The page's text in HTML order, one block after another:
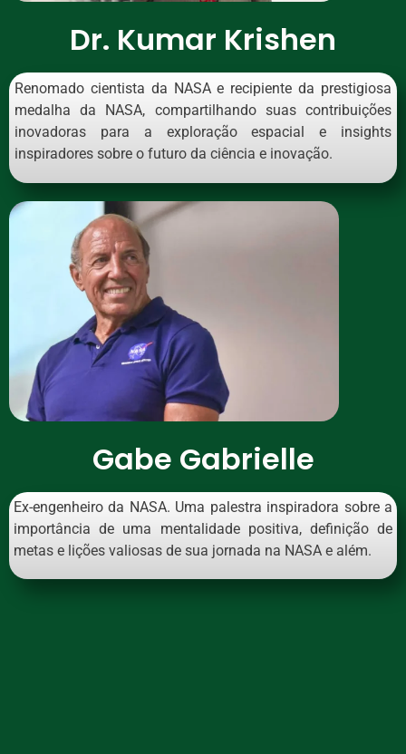
Dr. Kumar Krishen
Renomado cientista da NASA e recipiente da prestigiosa
medalha da NASA, compartilhando suas contribuições
inovadoras para a exploração espacial e insights
inspiradores sobre o futuro da ciência e inovação.
Gabe Gabrielle
Ex-engenheiro da NASA. Uma palestra inspiradora sobre a
importância de uma mentalidade positiva, definição de
metas e lições valiosas de sua jornada na NASA e além.